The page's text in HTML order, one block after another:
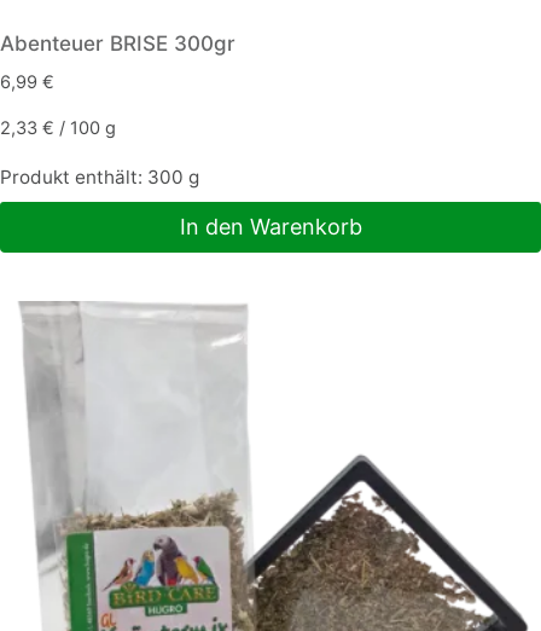
Abenteuer BRISE 300gr
6,99 €
2,33 € / 100 g
Produkt enthält: 300 g
In den Warenkorb